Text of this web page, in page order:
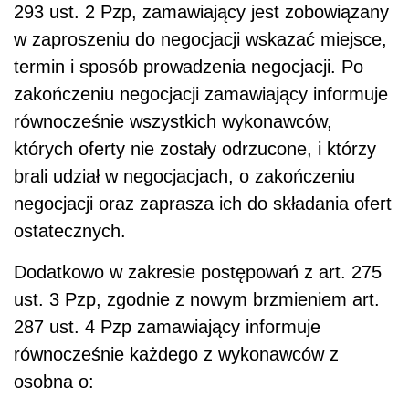
293 ust. 2 Pzp, zamawiający jest zobowiązany
w zaproszeniu do negocjacji wskazać miejsce,
termin i sposób prowadzenia negocjacji. Po
zakończeniu negocjacji zamawiający informuje
równocześnie wszystkich wykonawców,
których oferty nie zostały odrzucone, i którzy
brali udział w negocjacjach, o zakończeniu
negocjacji oraz zaprasza ich do składania ofert
ostatecznych.
Dodatkowo w zakresie postępowań z art. 275
ust. 3 Pzp, zgodnie z nowym brzmieniem art.
287 ust. 4 Pzp zamawiający informuje
równocześnie każdego z wykonawców z
osobna o: